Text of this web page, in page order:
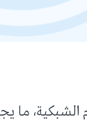
ما